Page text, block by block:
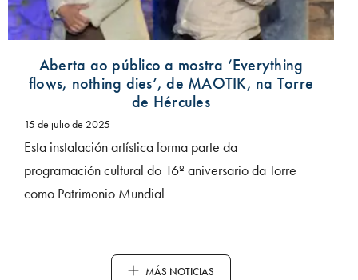
Aberta ao público a mostra ‘Everything
flows, nothing dies’, de MAOTIK, na Torre
de Hércules
15 de julio de 2025
Esta instalación artística forma parte da
programación cultural do 16º aniversario da Torre
como Patrimonio Mundial
MÁS NOTICIAS